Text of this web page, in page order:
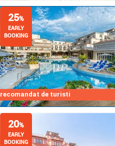
recomandat de turisti
25%
EARLY
BOOKING
20%
EARLY
BOOKING